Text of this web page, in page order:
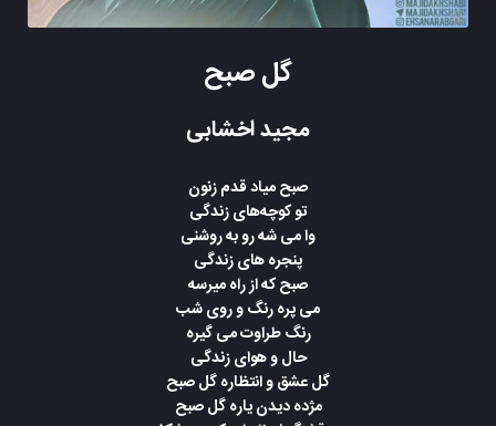
گل صبح
مجید اخشابی
صبح میاد قدم زنون
تو کوچه‌های زندگی
وا می شه رو به روشنی
پنجره های زندگی
صبح که از راه میرسه
می پره رنگ و روی شب
رنگ طراوت می گیره
حال و هوای زندگی
گل عشق و انتظاره گل صبح
مژده دیدن یاره گل صبح